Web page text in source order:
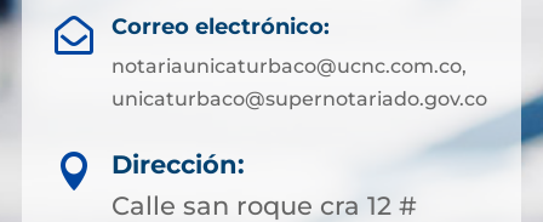
 Correo electrónico:
notariaunicaturbaco@ucnc.com.co,
unicaturbaco@supernotariado.gov.co

Dirección:
Calle san roque cra 12 #